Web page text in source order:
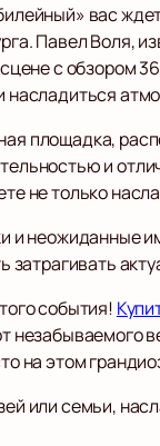
вас
Павел Воля,
с обзором
площадка,
и
не только
и неожиданные
затрагивать
события!
на этом
или семьи,